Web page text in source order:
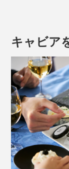
低温殺菌する
輸送するため
こともあるそ
キャビア